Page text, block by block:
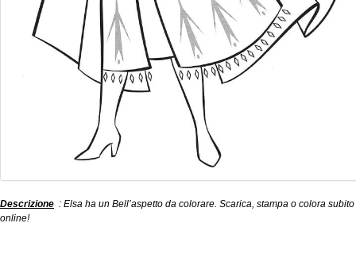
Descrizione : Elsa ha un Bell’aspetto da colorare. Scarica, stampa o colora subito
online!